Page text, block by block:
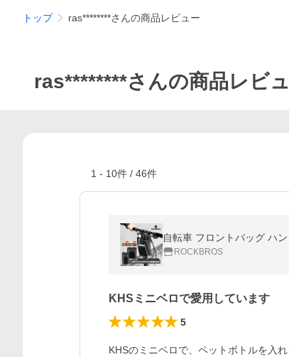
トップ ras********さんの商品レビュー
ras********さんの商品レビ
1 - 10件 / 46件
自転車 フロントバッグ ハ
ROCKBROS
KHSミニベロで愛用しています
5
KHSのミニベロで、ペットボトルを入